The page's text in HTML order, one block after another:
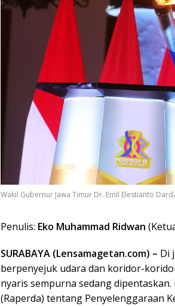
Wakil Gubernur Jawa Timur Dr. Emil Elestianto
Penulis: Eko Muhammad Ridwan
SURABAYA (Lensamagetan.com) – Di
berpenyejuk udara dan koridor-
nyaris sempurna sedang
(Raperda) tentang Penyelenggaraan